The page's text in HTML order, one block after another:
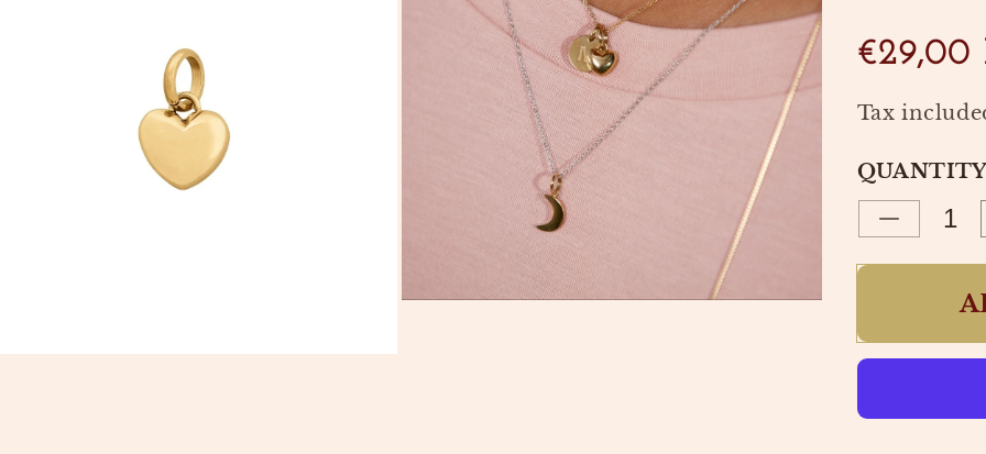
€29,00
Tax
QUANTITY
Decrease
SMALL
EDBLAD